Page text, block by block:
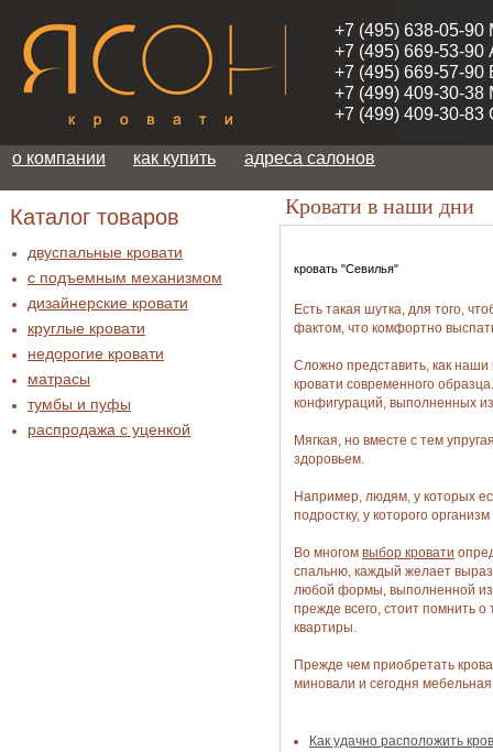
+7 (495) 638-05-90
+7 (495) 669-53-90
+7 (495) 669-57-90
+7 (499) 409-30-38
+7 (499) 409-30-83
о компании как купить адреса салонов
Каталог товаров
двуспальные кровати
с подъемным механизмом
дизайнерские кровати
круглые кровати
недорогие кровати
матрасы
тумбы и пуфы
распродажа c уценкой
Кровати в наши дни
кровать "Севилья"
Есть такая шутка, для того,
фактом, что комфортно
Сложно представить, как наши
кровати современного
конфигураций, выполненных
Мягкая, но вместе с тем
здоровьем.
Например, людям, у которых
подростку, у которого
Во многом выбор кровати
спальню, каждый желает
любой формы, выполненной из
прежде всего, стоит помнить
квартиры.
Прежде чем приобретать
миновали и сегодня
Как удачно расположить